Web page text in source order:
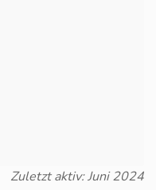
Zuletzt aktiv: Juni 2024